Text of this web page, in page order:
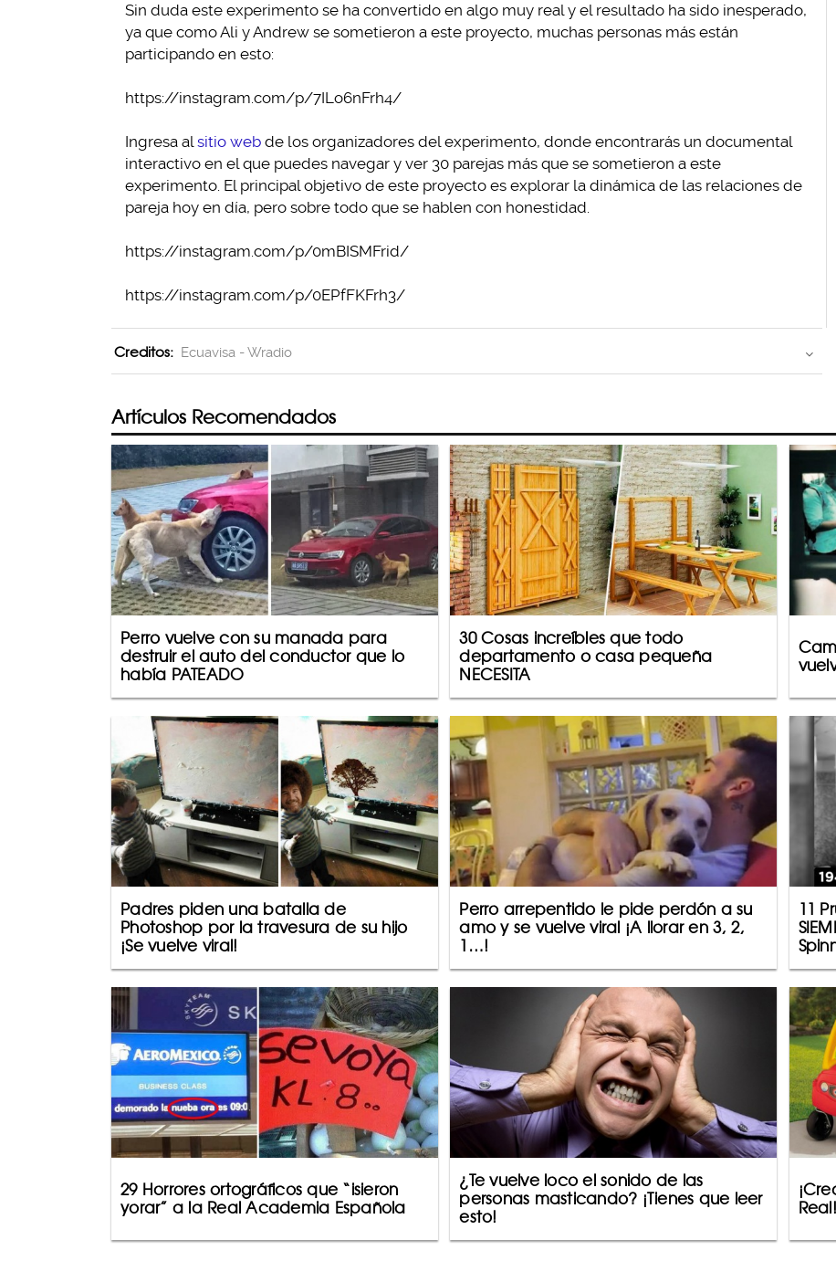
Sin duda este experimento se ha convertido en algo muy real y el resultado ha sido inesperado,
ya que como Ali y Andrew se sometieron a este proyecto, muchas personas más están
participando en esto:
https://instagram.com/p/7ILo6nFrh4/
Ingresa alsitio web de los organizadores del experimento, donde encontrarás un documental
interactivo en el que puedes navegar y ver 30 parejas más que se sometieron a este
experimento. El principal objetivo de este proyecto es explorar la dinámica de las relaciones de
pareja hoy en día, pero sobre todo que se hablen con honestidad.
https://instagram.com/p/0mBISMFrid/
https://instagram.com/p/0EPfFKFrh3/
Creditos: Ecuavisa - Wradio
Artículos Recomendados
Perro vuelve con su manada para
destruir el auto del conductor que lo
había PATEADO
30 Cosas increíbles que todo
departamento o casa pequeña
NECESITA
Padres piden una batalla de
Photoshop por la travesura de su hijo
¡Se vuelve viral!
Perro arrepentido le pide perdón a su
amo y se vuelve viral ¡A llorar en 3, 2,
1…!
11
29 Horrores ortográficos que “isieron
yorar” a la Real Academia Española
¿Te vuelve loco el sonido de las
personas masticando? ¡Tienes que leer
esto!